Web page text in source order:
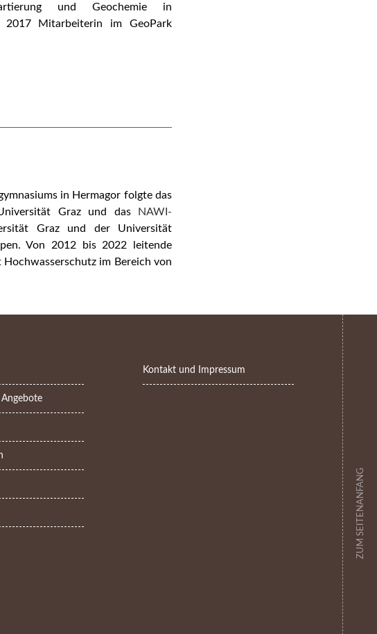
und Geochemie in
2017 Mitarbeiterin im GeoPark
in Hermagor folgte das
Graz und das
NAWI-
Graz und der Universität
Von 2012 bis 2022 leitende
im Bereich von
Kontakt und Impressum
ZUM SEITENANFANG